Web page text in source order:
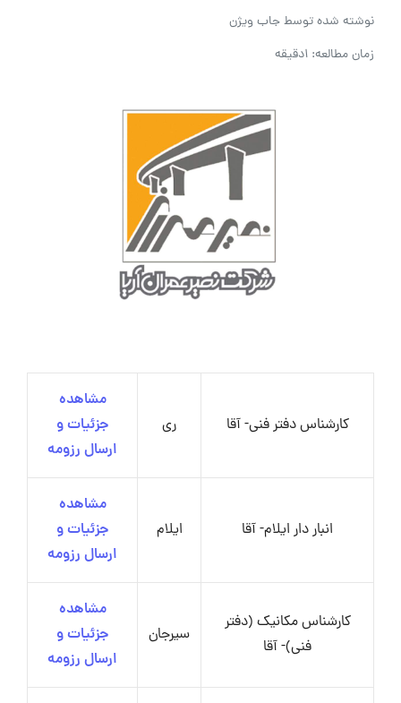
نوشته شده توسطجاب ویژن
زمان مطالعه: 1دقیقه
کارشناس دفتر فنی- آقا ری
مشاهده
جزئیات و
ارسال رزومه
انبار دار ایلام- آقا ایلام
مشاهده
جزئیات و
ارسال رزومه
کارشناس مکانیک (دفتر
فنی)- آقا
سیرجان
مشاهده
جزئیات و
ارسال رزومه